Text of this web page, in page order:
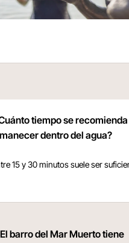
tiempo se recomienda
dentro del agua?
15 y 30 minutos suele ser
barro del Mar Muerto tiene